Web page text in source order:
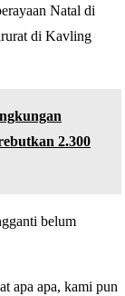
Natal di
di Kavling
2.300
belum
apa apa, kami pun